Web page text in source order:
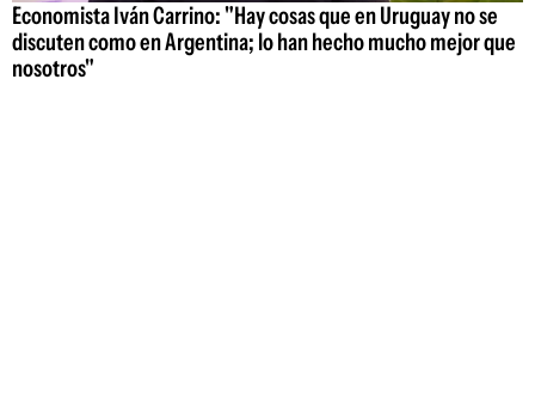
Economista Iván Carrino: "Hay cosas que en Uruguay no se
discuten como en Argentina; lo han hecho mucho mejor que
nosotros"